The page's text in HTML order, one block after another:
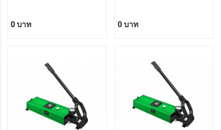
0 บาท 0 บาท